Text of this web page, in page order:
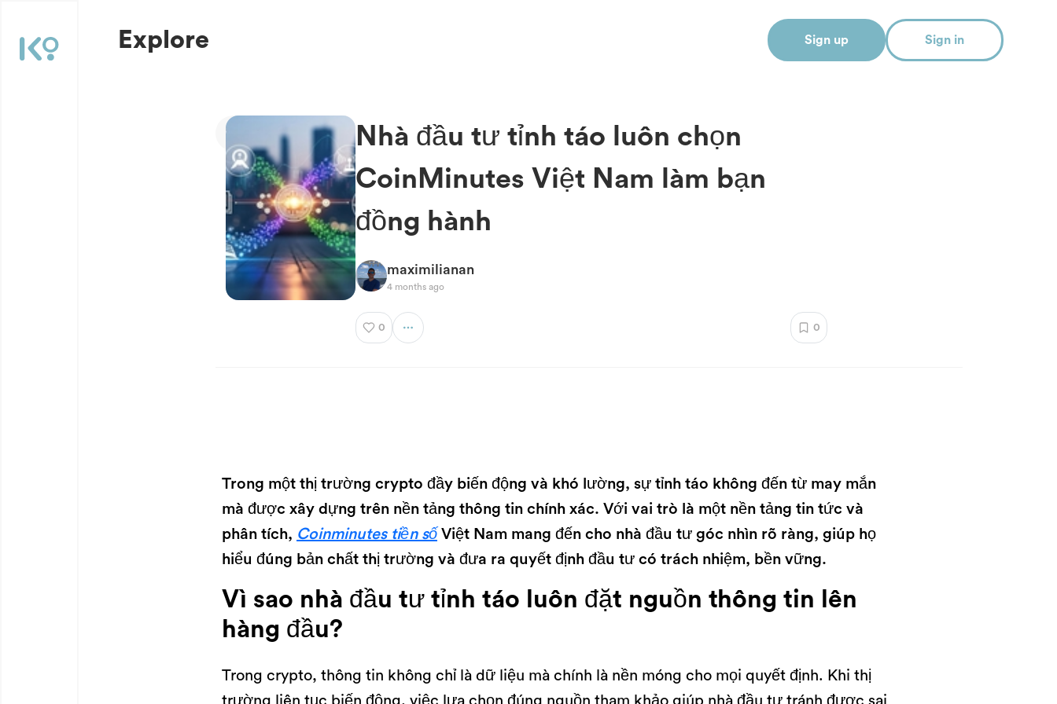
Explore Sign up Sign in
Nhà đầu tư tỉnh táo luôn chọn
CoinMinutes Việt Nam làm bạn
đồng hành
maximilianan
4 months ago
0 0
Trong một thị trường crypto đầy biến động và khó lường, sự tỉnh táo không đến từ may mắn
mà được xây dựng trên nền tảng thông tin chính xác. Với vai trò là một nền tảng tin tức và
phân tích, Coinminutes tiền số Việt Nam mang đến cho nhà đầu tư góc nhìn rõ ràng, giúp họ
hiểu đúng bản chất thị trường và đưa ra quyết định đầu tư có trách nhiệm, bền vững.
Vì sao nhà đầu tư tỉnh táo luôn đặt nguồn thông tin lên
hàng đầu?
Trong crypto, thông tin không chỉ là dữ liệu mà chính là nền móng cho mọi quyết định. Khi thị
trường liên tục biến động, việc lựa chọn đúng nguồn tham khảo giúp nhà đầu tư tránh được sai